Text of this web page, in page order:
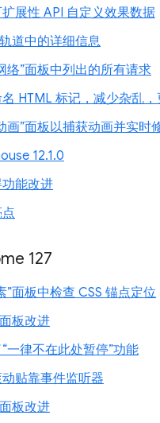
展性 API 自定义效果数据
道中的详细信息
络”面板中列出的所有请求
HTML 标记，减少杂乱
画”面板以捕获动画并实时
12.1.0
能改进
127
”面板中检查 CSS 锚点定位
板改进
一律不在此处暂停”功能
贴靠事件监听器
板改进